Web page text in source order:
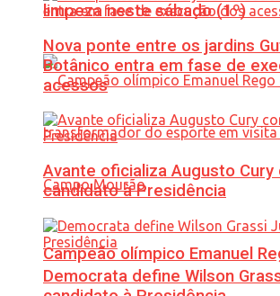
limpeza neste sábado (1º)
Campeão olímpico Emanuel
Nova ponte entre os jardins
Botânico entra em fase de
acessos
Avante oficializa Augusto Cury
candidato à Presidência
Democrata define Wilson